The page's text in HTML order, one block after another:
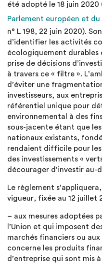
été adopté le 18 juin 2020
Parlement européen et du
n° L 198, 22 juin 2020).
d’identifier les activités
écologiquement durables
prise de décisions
à travers ce « filtre ».
d’éviter une
investisseurs, aux
référentiel unique pour
environnemental à des
sous-jacente étant que
nationaux existants,
rendaient difficile pour
des investissements «
décourager d’investir au-
Le règlement
vigueur, fixée au 12 juillet
– aux mesures adoptées
l’Union et qui imposent
marchés financiers ou
concerne les produits
d’entreprise qui sont mis